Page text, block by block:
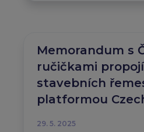
Memorandum s
ručičkami
stavebních
platformou
29. 5. 2025